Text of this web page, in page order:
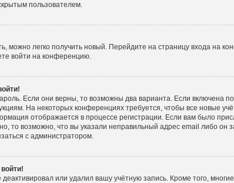
пользователем.
можно легко получить новый. Перейдите на страницу входа на
войти на конференцию.
Если они верны, то возможны два варианта. Если включена
На некоторых конференциях требуется, чтобы все новые
отображается в процессе регистрации. Если вам было
то возможно, что вы указали неправильный адрес email либо он
с администратором.
или удалил вашу учётную запись. Кроме того,